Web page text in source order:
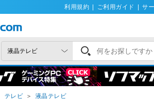
利用規約 ご利用ガイド サ
テレビ ＞ 液晶テレビ